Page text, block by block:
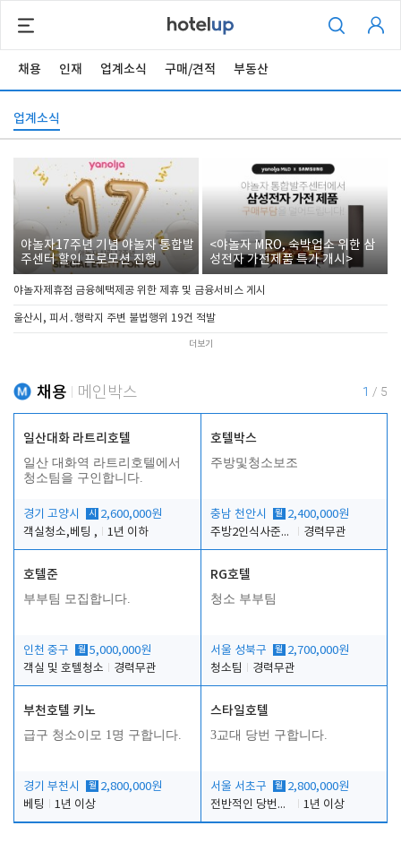
채용 인재 업계소식 구매/견적 부동산
업계소식
야놀자17주년 기념 야놀자 통합발
주센터 할인 프로모션 진행
<야놀자 MRO, 숙박업소 위한 삼
성전자 가전제품 특가 개시>
야놀자제휴점 금융혜택제공 위한 제휴 및 금융서비스 게시
울산시, 피서․행락지 주변 불법행위 19건 적발
더보기
채용 메인박스 1 / 5
일산대화 라트리호텔
일산 대화역 라트리호텔에서
청소팀을 구인합니다.
경기 고양시 시
2,600,000원
객실청소,베팅 ,
1년 이하
호텔박스
주방및청소보조
충남 천안시 월 2,400,000원
주방2인식사준비및청소린렌보조
경력무관
호텔준
부부팀 모집합니다.
인천 중구 월 5,000,000원
객실 및 호텔청소
경력무관
RG호텔
청소 부부팀
서울 성북구 월 2,700,000원
청소팀
경력무관
부천호텔 키노
급구 청소이모 1명 구합니다.
경기 부천시 월 2,800,000원
베팅
1년 이상
스타일호텔
3교대 당번 구합니다.
서울 서초구 월 2,800,000원
전반적인 당번업무
1년 이상